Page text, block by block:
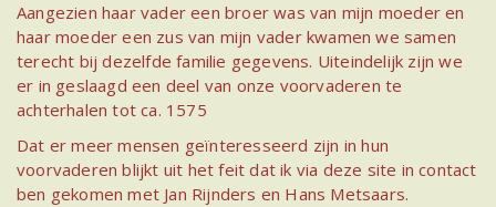
Aangezien haar vader een broer was van mijn moeder en
haar moeder een zus van mijn vader kwamen we samen
terecht bij dezelfde familie gegevens. Uiteindelijk zijn we
er in geslaagd een deel van onze voorvaderen te
achterhalen tot ca. 1575
Dat er meer mensen geïnteresseerd zijn in hun
voorvaderen blijkt uit het feit dat ik via deze site in contact
ben gekomen met Jan Rijnders en Hans Metsaars.